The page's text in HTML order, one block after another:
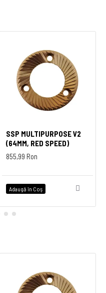
SSP MULTIPURPOSE V2
(64MM, RED SPEED)
855,99 Ron
Adaugă în Coş